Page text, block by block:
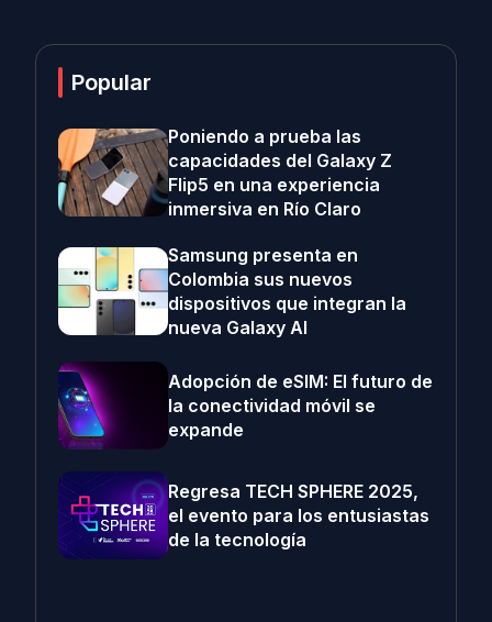
Popular
Poniendo a prueba las
capacidades del Galaxy Z
Flip5 en una experiencia
inmersiva en Río Claro
Samsung presenta en
Colombia sus nuevos
dispositivos que integran la
nueva Galaxy AI
Adopción de eSIM: El futuro de
la conectividad móvil se
expande
Regresa TECH SPHERE 2025,
el evento para los entusiastas
de la tecnología